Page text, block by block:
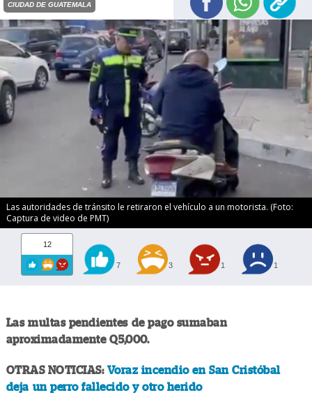
CIUDAD DE GUATEMALA
Las autoridades de tránsito le retiraron el vehículo a un motorista. (Foto:
Captura de video de PMT)
12
7 3 1 1
Las multas pendientes de pago sumaban
aproximadamente Q5,000.
OTRAS NOTICIAS: Voraz incendio en San Cristóbal
deja un perro fallecido y otro herido